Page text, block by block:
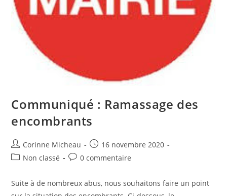
Communiqué : Ramassage des
encombrants
Auteur/autrice
de
Corinne Micheau
Publication
publiée :
16 novembre 2020
PostNon classé
Commentaires
publication :
0 commentaire
Suite à de nombreux abus, nous souhaitons faire un point